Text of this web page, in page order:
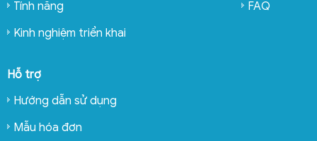
Tính năng
Kinh nghiệm triển khai
FAQ
Hỗ trợ
Hướng dẫn sử dụng
Mẫu hóa đơn